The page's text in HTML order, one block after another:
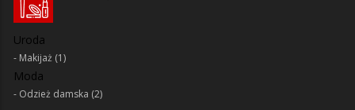
Uroda
Makijaż (1)
Moda
Odzież damska (2)